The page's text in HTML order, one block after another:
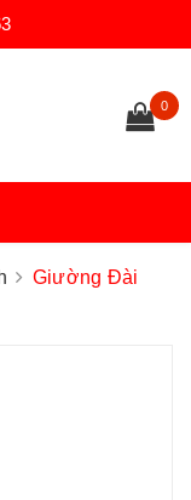
0
Giường Đài